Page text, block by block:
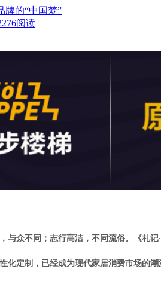
牌的“中国梦”
阅读
与众不同；志行高洁，不同流俗。《礼
化定制，已经成为现代家居消费市场的